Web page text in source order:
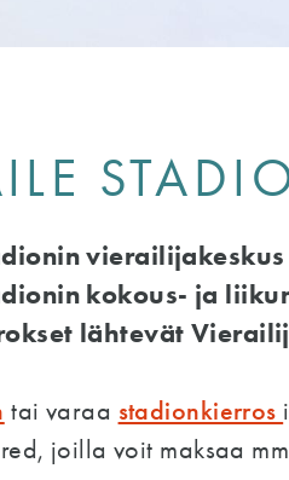
kokous- ja
lähtevät
tai varaa stadionkierros
joilla voit maksaa